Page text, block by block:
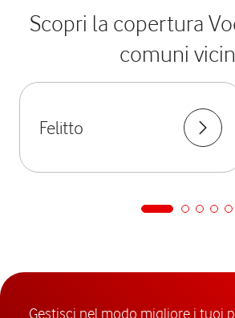
Scopri la copertura
comuni
Felitto
Gestisci nel modo migliore i tuoi